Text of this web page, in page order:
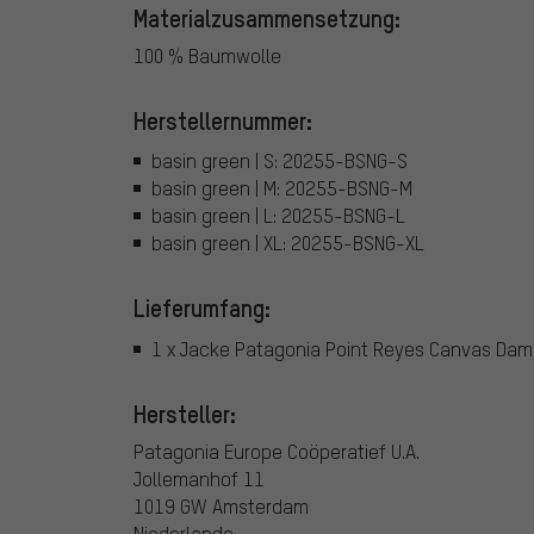
Materialzusammensetzung:
100 % Baumwolle
Herstellernummer:
basin green | S: 20255-BSNG-S
basin green | M: 20255-BSNG-M
basin green | L: 20255-BSNG-L
basin green | XL: 20255-BSNG-XL
Lieferumfang:
1 x Jacke Patagonia Point Reyes Canvas
Hersteller:
Patagonia Europe Coöperatief U.A.
Jollemanhof 11
1019 GW Amsterdam